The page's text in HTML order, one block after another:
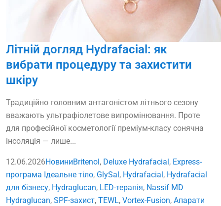
Літній догляд Hydrafacial: як
вибрати процедуру та захистити
шкіру
Традиційно головним антагоністом літнього сезону
вважають ультрафіолетове випромінювання. Проте
для професійної косметології преміум-класу сонячна
інсоляція — лише...
12.06.2026НовиниBritenol , Deluxe Hydrafacial , Express-
програма Ідеальне тіло, GlySal , Hydrafacial , Hydrafacial
для бізнесу, Hydraglucan, LED-терапія, Nassif MD
Hydraglucan, SPF-захист, TEWL, Vortex-Fusion, Апарати